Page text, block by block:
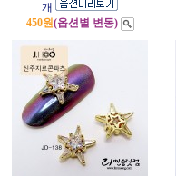
개
450원(옵션별 변동)